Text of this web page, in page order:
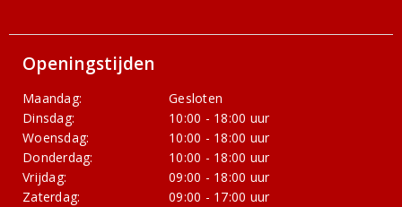
Openingstijden
Maandag:
Gesloten
Dinsdag:
10:00 - 18:00 uur
Woensdag:
10:00 - 18:00 uur
Donderdag:
10:00 - 18:00 uur
Vrijdag:
09:00 - 18:00 uur
Zaterdag:
09:00 - 17:00 uur